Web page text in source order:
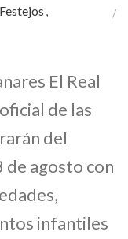
Festejos ,
El Real
de las
del
de agosto con
infantiles